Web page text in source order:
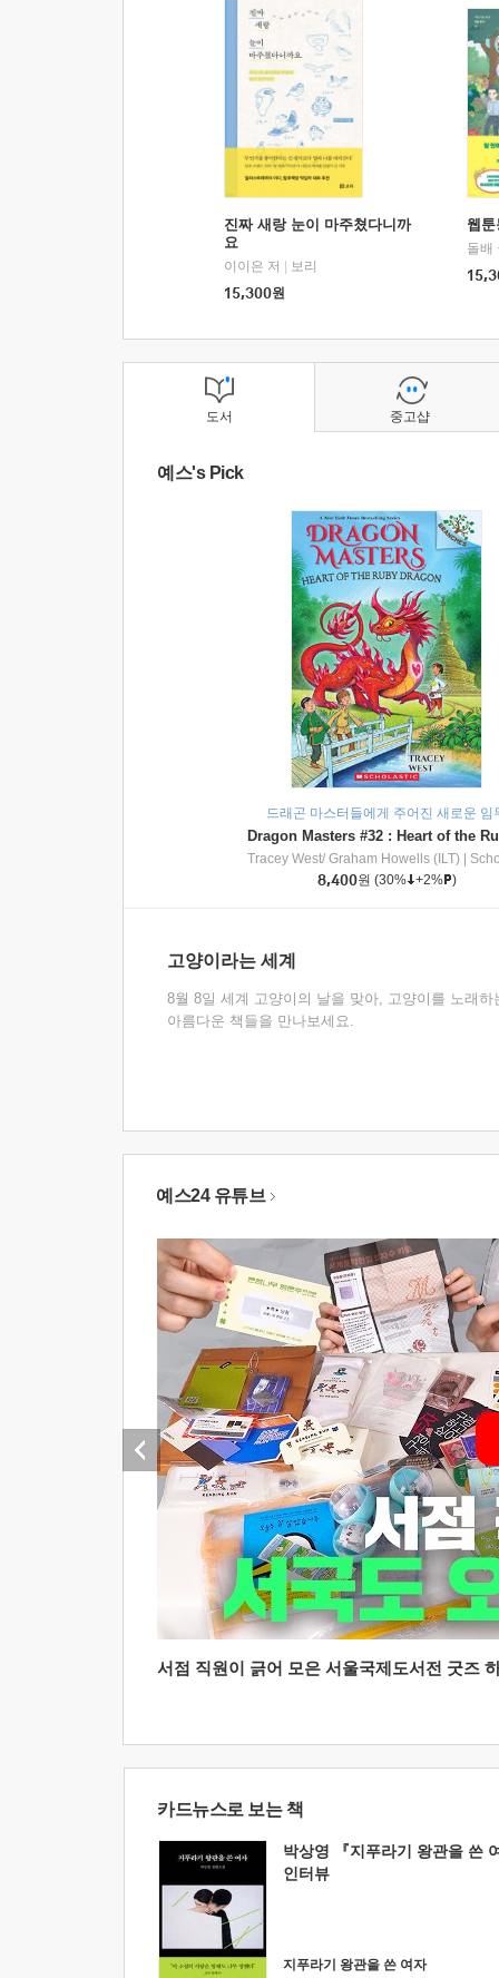
진짜 새랑 눈이 마주쳤다니까
요
이이은 저
보리
15,300원
웹
돌배
도서
예스's Pick
드래곤 마스터들에게 주어진 새로운 임
Tracey West/ Graham Howells (ILT)
8,400원 (30% +2% )
고양이라는 세계
8월 8일 세계 고양이의 날을 맞아, 고양이를 노래하
아름다운 책들을 만나보세요.
중고샵
예스24 유튜브
서점 직원이 긁어 모은 서울국제도서전 굿즈
카드뉴스로 보는 책
박상영 『지푸라기 왕관을 쓴
인터뷰
지푸라기 왕관을 쓴 여자